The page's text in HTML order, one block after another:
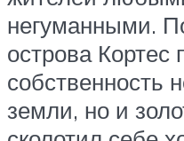
негуманными.
острова
собственность
земли, но и